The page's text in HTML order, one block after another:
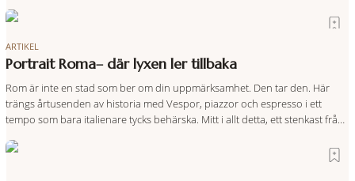
och sagolika landskap – detta är slow travel när det
ARTIKEL
Portrait Roma– där lyxen ler tillbaka
Rom är inte en stad som ber om din uppmärksamhet. Den tar den. Här
trängs årtusenden av historia med Vespor, piazzor och espresso i ett
tempo som bara italienare tycks behärska. Mitt i allt detta, ett stenkast från
den smått osannolika bedriften att